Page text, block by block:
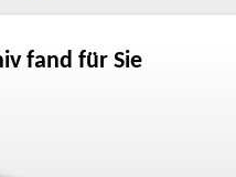
fand für Sie